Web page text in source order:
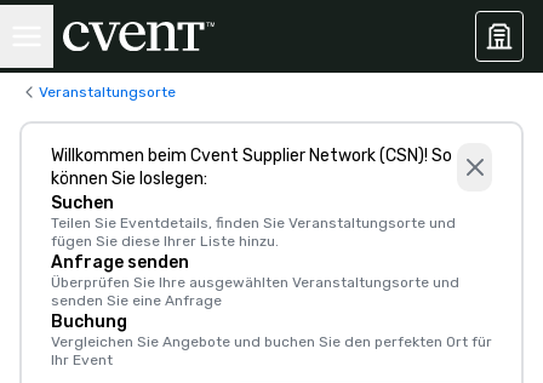
Veranstaltungsorte
Willkommen beim Cvent Supplier Network (CSN)! So
können Sie loslegen:
Suchen
Teilen Sie Eventdetails, finden Sie Veranstaltungsorte und
fügen Sie diese Ihrer Liste hinzu.
Anfrage senden
Überprüfen Sie Ihre ausgewählten Veranstaltungsorte und
senden Sie eine Anfrage
Buchung
Vergleichen Sie Angebote und buchen Sie den perfekten Ort für
Ihr Event